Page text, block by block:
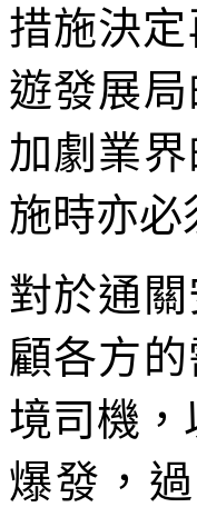
措施決
遊發展
加劇業
施時亦必
對於通
顧各方
境司機，
爆發，